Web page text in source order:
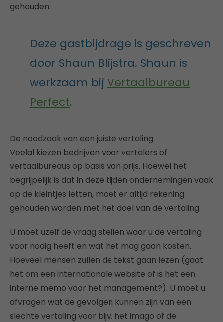
gehouden.
Deze gastbijdrage is geschreven
door Shaun Blijstra. Shaun is
werkzaam bij Vertaalbureau
Perfect.
De noodzaak van een juiste vertaling
Veelal kiezen bedrijven voor vertalers of
vertaalbureaus op basis van prijs. Hoewel het
begrijpelijk is dat in deze tijden ondernemingen vaak
op de kleintjes letten, moet er altijd rekening
gehouden worden met het doel van de vertaling.
U moet uzelf de vraag stellen waar u de vertaling
voor nodig heeft en wat het mag gaan kosten.
Hoeveel mensen zullen de tekst gaan lezen (gaat
het om een internationale website of is het een
interne memo voor het management?). U moet u
afvragen wat de gevolgen kunnen zijn van een
slechte vertaling voor bijv. het imago of de